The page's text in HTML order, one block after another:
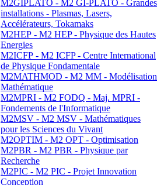
M2GIPLATO - M2 GI-PLATO - Grandes
installations - Plasmas, Lasers,
Accélérateurs, Tokamaks
M2HEP - M2 HEP - Physique des Hautes
Energies
M2ICFP - M2 ICFP - Centre International
de Physique Fondamentale
M2MATHMOD - M2 MM - Modélisation
Mathématique
M2MPRI - M2 FODQ - Maj. MPRI -
Fondements de l'Informatique
M2MSV - M2 MSV - Mathématiques
pour les Sciences du Vivant
M2OPTIM - M2 OPT - Optimisation
M2PBR - M2 PBR - Physique par
Recherche
M2PIC - M2 PIC - Projet Innovation
Conception